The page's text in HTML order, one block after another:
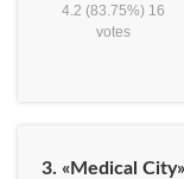
4.2 (83.75%) 16
votes
3. «Medical City»